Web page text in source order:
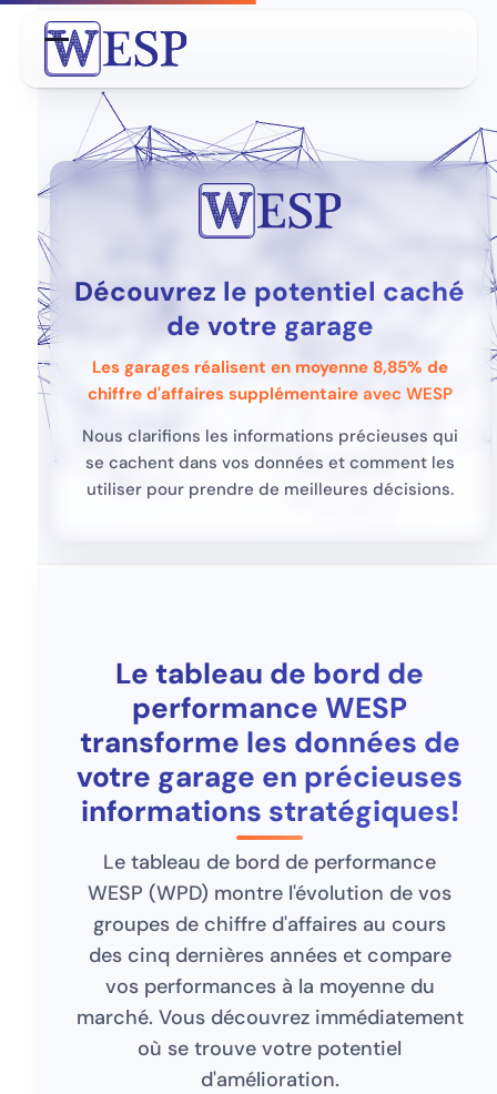
connexion
Open
mobile
menu
Close
mobile
menu
Découvrez le potentiel caché
de votre garage
Les garages réalisent en moyenne 8,85% de
chiffre d'affaires supplémentaireavec WESP
Nous clarifions les informations précieuses qui
se cachent dans vos données et comment les
utiliser pour prendre de meilleures décisions.
Le tableau de bord de
performance WESP
transforme les données de
votre garage en précieuses
informations stratégiques!
Le tableau de bord de performance
WESP (WPD) montre l'évolution de vos
groupes de chiffre d'affaires au cours
des cinq dernières années et compare
vos performances à la moyenne du
marché. Vous découvrez immédiatement
où se trouve votre potentiel
d'amélioration.